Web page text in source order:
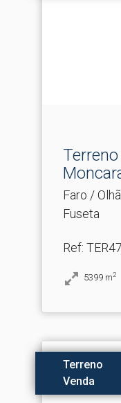
Faro /
Fuseta
Ref:
5399 m2
Terreno
Venda